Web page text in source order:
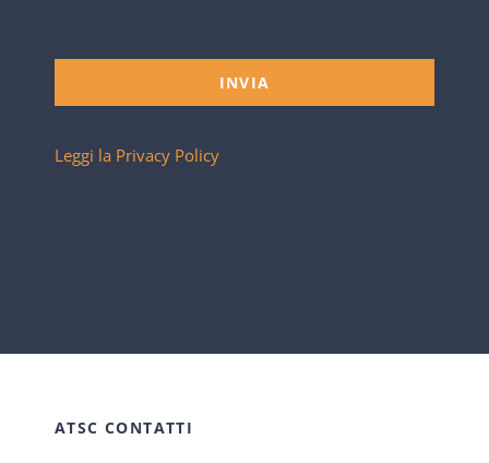
INVIA
Leggi la Privacy Policy
ATSC CONTATTI